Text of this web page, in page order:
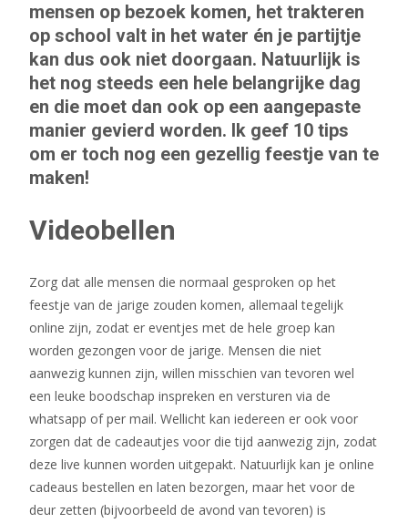
mensen op bezoek komen, het trakteren
op school valt in het water én je partijtje
kan dus ook niet doorgaan. Natuurlijk is
het nog steeds een hele belangrijke dag
en die moet dan ook op een aangepaste
manier gevierd worden. Ik geef 10 tips
om er toch nog een gezellig feestje van te
maken!
Videobellen
Zorg dat alle mensen die normaal gesproken op het
feestje van de jarige zouden komen, allemaal tegelijk
online zijn, zodat er eventjes met de hele groep kan
worden gezongen voor de jarige. Mensen die niet
aanwezig kunnen zijn, willen misschien van tevoren wel
een leuke boodschap inspreken en versturen via de
whatsapp of per mail. Wellicht kan iedereen er ook voor
zorgen dat de cadeautjes voor die tijd aanwezig zijn, zodat
deze live kunnen worden uitgepakt. Natuurlijk kan je online
cadeaus bestellen en laten bezorgen, maar het voor de
deur zetten (bijvoorbeeld de avond van tevoren) is